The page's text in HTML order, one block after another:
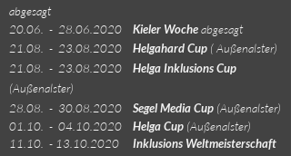
abgesagt
20.06. - 28.06.2020 Kieler Wocheabgesagt
21.08. - 23.08.2020 Helgahard Cup ( Außenalster)
21.08. - 23.08.2020
Helga Inklusions Cup
(Außenalster)
28.08. - 30.08.2020 Segel Media Cup (Außenalster)
01.10. - 04.10.2020 Helga Cup (Außenalster)
11.10. - 13.10.2020
Inklusions Weltmeisterschaft